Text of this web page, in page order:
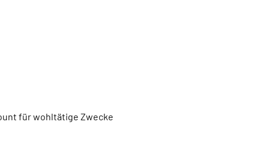
für wohltätige Zwecke